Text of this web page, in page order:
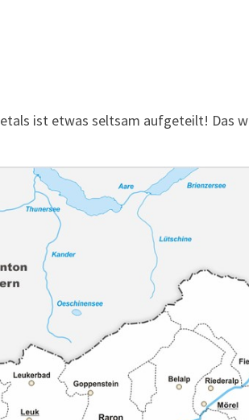
ist etwas seltsam aufgeteilt! Das